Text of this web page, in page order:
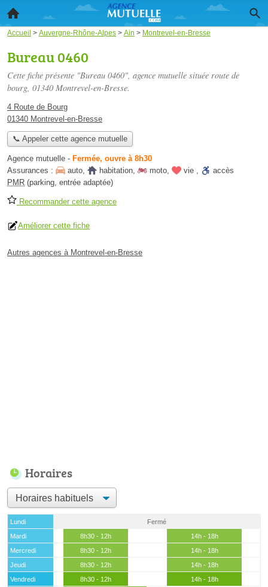
Accueil > Auvergne-Rhône-Alpes > Ain > Montrevel-en-Bresse
Bureau 0460
Cette fiche présente "Bureau 0460", agence mutuelle située route de
bourg, 01340 Montrevel-en-Bresse.
4 Route de Bourg
01340 Montrevel-en-Bresse
📞 Appeler cette agence mutuelle
Agence mutuelle - Fermée, ouvre à 8h30
Assurances :
auto, habitation, moto, vie ,
accès
PMR (parking, entrée adaptée)
Recommander cette agence
Améliorer cette fiche
Autres agences à Montrevel-en-Bresse
Horaires
Lundi
Fermé
Mardi
8h30 - 12h
14h - 18h
Mercredi
8h30 - 12h
14h - 18h
Jeudi
8h30 - 12h
14h - 18h
Vendredi
8h30 - 12h
14h - 18h